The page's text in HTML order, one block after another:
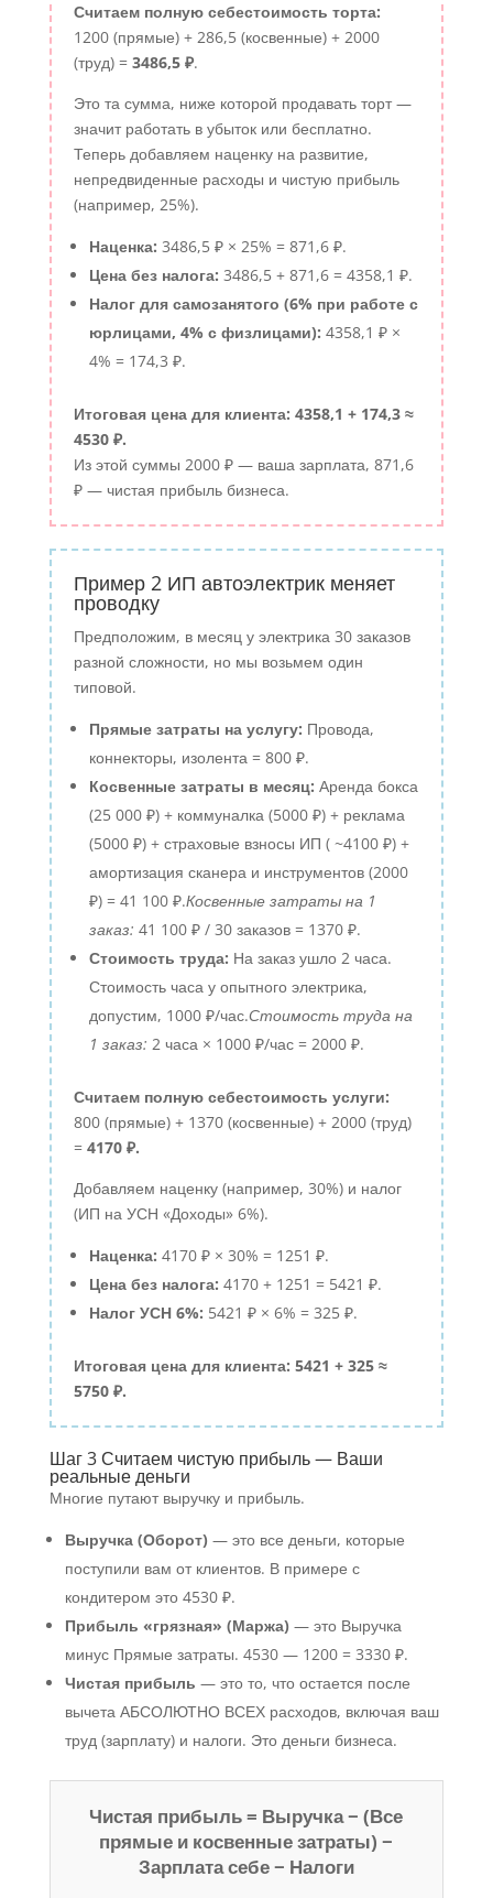
Считаем полную себестоимость торта:
1200 (прямые) + 286,5 (косвенные) + 2000
(труд) = 3486,5 ₽.
Это та сумма, ниже которой продавать торт —
значит работать в убыток или бесплатно.
Теперь добавляем наценку на развитие,
непредвиденные расходы и чистую прибыль
(например, 25%).
Наценка: 3486,5 ₽ × 25% = 871,6 ₽.
Цена без налога: 3486,5 + 871,6 = 4358,1 ₽.
Налог для самозанятого (6% при работе с
юрлицами, 4% с физлицами): 4358,1 ₽ ×
4% = 174,3 ₽.
Итоговая цена для клиента: 4358,1 + 174,3 ≈
4530 ₽.
Из этой суммы 2000 ₽ — ваша зарплата, 871,6
₽ — чистая прибыль бизнеса.
Пример 2 ИП автоэлектрик меняет
проводку
Предположим, в месяц у электрика 30 заказов
разной сложности, но мы возьмем один
типовой.
Прямые затраты на услугу: Провода,
коннекторы, изолента = 800 ₽.
Косвенные затраты в месяц: Аренда бокса
(25 000 ₽) + коммуналка (5000 ₽) + реклама
(5000 ₽) + страховые взносы ИП ( ~4100 ₽) +
амортизация сканера и инструментов (2000
₽) = 41 100 ₽.Косвенные затраты на 1
заказ: 41 100 ₽ / 30 заказов = 1370 ₽.
Стоимость труда: На заказ ушло 2 часа.
Стоимость часа у опытного электрика,
допустим, 1000 ₽/час.Стоимость труда на
1 заказ: 2 часа × 1000 ₽/час = 2000 ₽.
Считаем полную себестоимость услуги:
800 (прямые) + 1370 (косвенные) + 2000 (труд)
= 4170 ₽.
Добавляем наценку (например, 30%) и налог
(ИП на УСН «Доходы» 6%).
Наценка: 4170 ₽ × 30% = 1251 ₽.
Цена без налога: 4170 + 1251 = 5421 ₽.
Налог УСН 6%: 5421 ₽ × 6% = 325 ₽.
Итоговая цена для клиента: 5421 + 325 ≈
5750 ₽.
Шаг 3 Считаем чистую прибыль — Ваши
реальные деньги
Многие путают выручку и прибыль.
Выручка (Оборот) — это все деньги, которые
поступили вам от клиентов. В примере с
кондитером это 4530 ₽.
Прибыль «грязная» (Маржа) — это Выручка
минус Прямые затраты. 4530 — 1200 = 3330 ₽.
Чистая прибыль — это то, что остается после
вычета АБСОЛЮТНО ВСЕХ расходов, включая ваш
труд (зарплату) и налоги. Это деньги бизнеса.
Чистая прибыль = Выручка − (Все
прямые и косвенные затраты) −
Зарплата себе − Налоги